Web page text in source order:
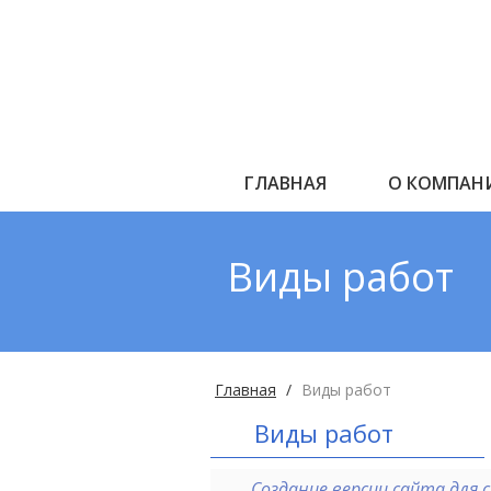
ГЛАВНАЯ О
Виды работ
Главная Виды работ
Виды работ